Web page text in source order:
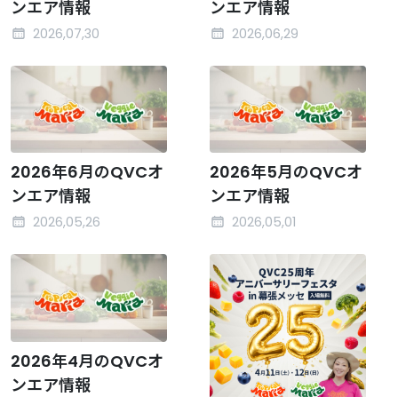
ンエア情報
2026,07,30
ンエア情報
2026,06,29
2026年6月のQVCオ
ンエア情報
2026,05,26
2026年5月のQVCオ
ンエア情報
2026,05,01
2026年4月のQVCオ
ンエア情報